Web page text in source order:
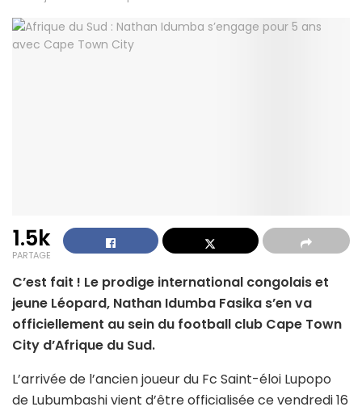
1.5k
PARTAGE
C’est fait ! Le prodige international congolais et
jeune Léopard, Nathan Idumba Fasika s’en va
officiellement au sein du football club Cape Town
City d’Afrique du Sud.
L’arrivée de l’ancien joueur du Fc Saint-éloi Lupopo
de Lubumbashi vient d’être officialisée ce vendredi 16